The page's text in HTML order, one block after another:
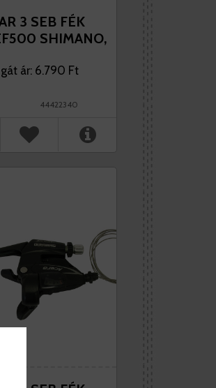
3 SEB FÉK
SHIMANO,
ár: 6.790 Ft
44422340